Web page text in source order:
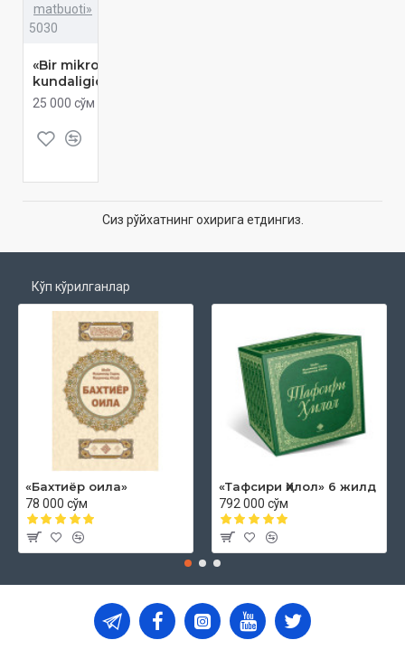
matbuoti»
5030
«Bir mikrob
kundaligidan»
25 000 сўм
Сиз рўйхатнинг охирига етдингиз.
Кўп кўрилганлар
«Бахтиёр оила»
78 000 сўм
«Тафсири Ҳилол» 6 жилд
792 000 сўм